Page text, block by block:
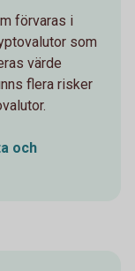
förvaras i
som
värde
flera risker
och